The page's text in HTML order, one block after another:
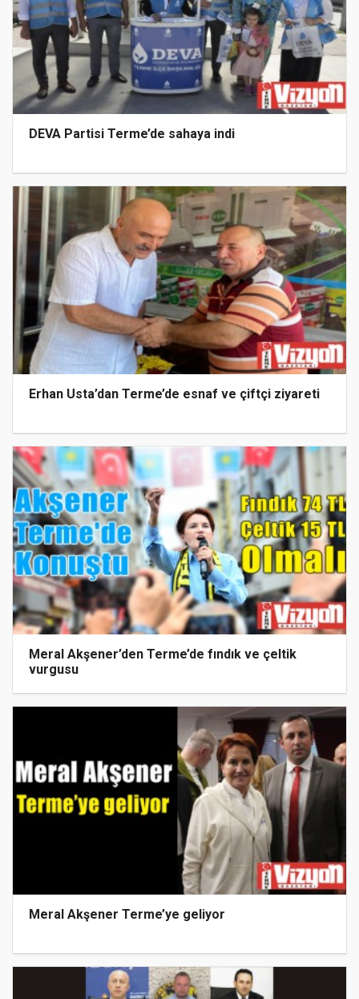
DEVA Partisi Terme’de sahaya indi
Erhan Usta’dan Terme’de esnaf ve çiftçi ziyareti
Meral Akşener’den Terme’de fındık ve çeltik
vurgusu
Meral Akşener Terme’ye geliyor